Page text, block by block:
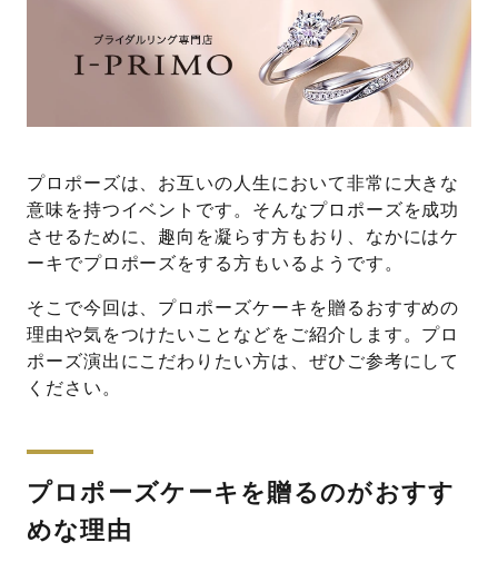
プロポーズは、お互いの人生において非常に大きな
意味を持つイベントです。そんなプロポーズを成功
させるために、趣向を凝らす方もおり、なかにはケ
ーキでプロポーズをする方もいるようです。
そこで今回は、プロポーズケーキを贈るおすすめの
理由や気をつけたいことなどをご紹介します。プロ
ポーズ演出にこだわりたい方は、ぜひご参考にして
ください。
プロポーズケーキを贈るのがおすす
めな理由
エピソード